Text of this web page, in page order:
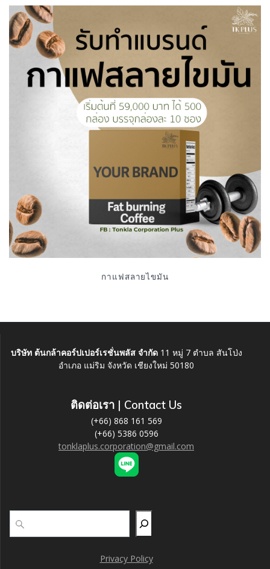
กาแฟสลายไขมัน
บริษัท ต้นกล้าคอร์ปเปอร์เรชั่นพลัส จำกัด 11 หมู่ 7 ตำบล สันโป่ง
อำเภอ แม่ริม จังหวัด เชียงใหม่ 50180
ติดต่อเรา | Contact Us
(+66) 868 161 569
(+66) 5386 0596
tonklaplus.corporation@gmail.com
Privacy Policy